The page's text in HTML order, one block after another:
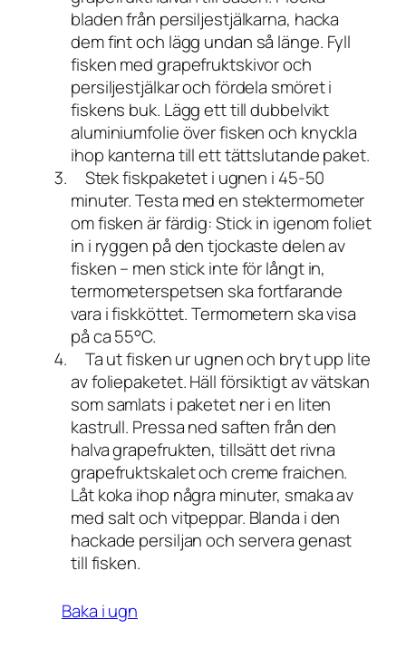
bladen från persiljestjälkarna, hacka
dem fint och lägg undan så länge. Fyll
fisken med grapefruktskivor och
persiljestjälkar och fördela smöret i
fiskens buk. Lägg ett till dubbelvikt
aluminiumfolie över fisken och knyckla
ihop kanterna till ett tättslutande paket.
Stek fiskpaketet i ugnen i 45-50
minuter. Testa med en stektermometer
om fisken är färdig: Stick in igenom foliet
in i ryggen på den tjockaste delen av
fisken – men stick inte för långt in,
termometerspetsen ska fortfarande
vara i fiskköttet. Termometern ska visa
på ca 55°C.
Ta ut fisken ur ugnen och bryt upp lite
av foliepaketet. Häll försiktigt av vätskan
som samlats i paketet ner i en liten
kastrull. Pressa ned saften från den
halva grapefrukten, tillsätt det rivna
grapefruktskalet och creme fraichen.
Låt koka ihop några minuter, smaka av
med salt och vitpeppar. Blanda i den
hackade persiljan och servera genast
till fisken.
Baka i ugn